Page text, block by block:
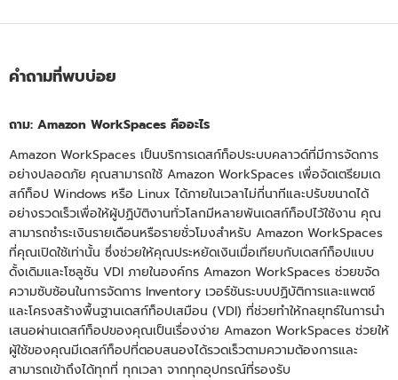
คำถามที่พบบ่อย
ถาม: Amazon WorkSpaces คืออะไร
Amazon WorkSpaces เป็นบริการเดสก์ท็อประบบคลาวด์ที่มีการจัดการ
อย่างปลอดภัย คุณสามารถใช้ Amazon WorkSpaces เพื่อจัดเตรียมเด
สก์ท็อป Windows หรือ Linux ได้ภายในเวลาไม่กี่นาทีและปรับขนาดได้
อย่างรวดเร็วเพื่อให้ผู้ปฏิบัติงานทั่วโลกมีหลายพันเดสก์ท็อปไว้ใช้งาน คุณ
สามารถชำระเงินรายเดือนหรือรายชั่วโมงสำหรับ Amazon WorkSpaces
ที่คุณเปิดใช้เท่านั้น ซึ่งช่วยให้คุณประหยัดเงินเมื่อเทียบกับเดสก์ท็อปแบบ
ดั้งเดิมและโซลูชัน VDI ภายในองค์กร Amazon WorkSpaces ช่วยขจัด
ความซับซ้อนในการจัดการ Inventory เวอร์ชันระบบปฏิบัติการและแพตช์
และโครงสร้างพื้นฐานเดสก์ท็อปเสมือน (VDI) ที่ช่วยทำให้กลยุทธ์ในการนำ
เสนอผ่านเดสก์ท็อปของคุณเป็นเรื่องง่าย Amazon WorkSpaces ช่วยให้
ผู้ใช้ของคุณมีเดสก์ท็อปที่ตอบสนองได้รวดเร็วตามความต้องการและ
สามารถเข้าถึงได้ทุกที่ ทุกเวลา จากทุกอุปกรณ์ที่รองรับ